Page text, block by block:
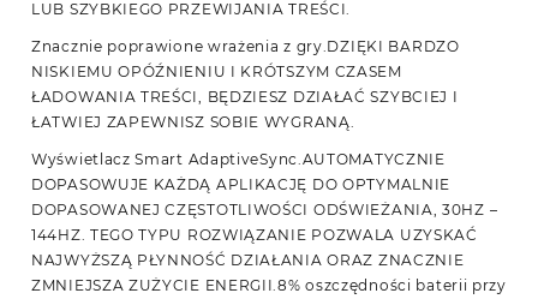
LUB SZYBKIEGO PRZEWIJANIA TREŚCI.
Znacznie poprawione wrażenia z gry.DZIĘKI BARDZO
NISKIEMU OPÓŹNIENIU I KRÓTSZYM CZASEM
ŁADOWANIA TREŚCI, BĘDZIESZ DZIAŁAĆ SZYBCIEJ I
ŁATWIEJ ZAPEWNISZ SOBIE WYGRANĄ.
Wyświetlacz Smart AdaptiveSync.AUTOMATYCZNIE
DOPASOWUJE KAŻDĄ APLIKACJĘ DO OPTYMALNIE
DOPASOWANEJ CZĘSTOTLIWOŚCI ODŚWIEŻANIA, 30HZ –
144HZ. TEGO TYPU ROZWIĄZANIE POZWALA UZYSKAĆ
NAJWYŻSZĄ PŁYNNOŚĆ DZIAŁANIA ORAZ ZNACZNIE
ZMNIEJSZA ZUŻYCIE ENERGII.8% oszczędności baterii przy